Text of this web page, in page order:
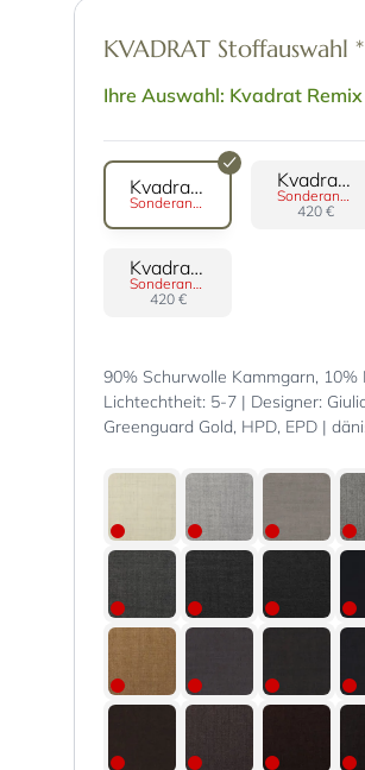
KVADRAT Stoffauswahl *
Ihre Auswahl: Kvadrat
Kvadrat Remix 3 Kvadrat Divina 3
Sonderanfertigung
420 €
Kvadrat Steelcut 3
Sonderanfertigung
420 €
90% Schurwolle Kammgarn,
Lichtechtheit: 5-7 | Designer:
Greenguard Gold, HPD, EPD |